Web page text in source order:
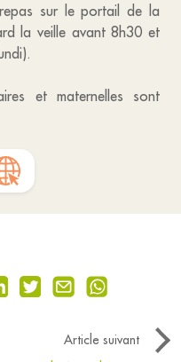
sur le portail de la
la veille avant 8h30 et
et maternelles sont
Article suivant